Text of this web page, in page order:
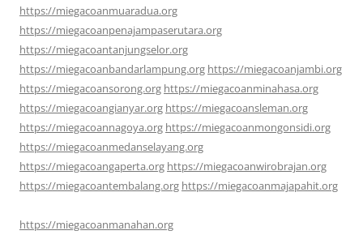
https://miegacoanmuaradua.org
https://miegacoanpenajampaserutara.org
https://miegacoantanjungselor.org
https://miegacoanbandarlampung.org https://miegacoanjambi.org
https://miegacoansorong.org https://miegacoanminahasa.org
https://miegacoangianyar.org https://miegacoansleman.org
https://miegacoannagoya.org https://miegacoanmongonsidi.org
https://miegacoanmedanselayang.org
https://miegacoangaperta.org https://miegacoanwirobrajan.org
https://miegacoantembalang.org https://miegacoanmajapahit.org
https://miegacoanmanahan.org